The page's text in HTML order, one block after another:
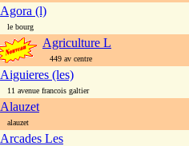
Agora (l)
le bourg
Agriculture L
449 av centre
Aiguieres (les)
11 avenue francois galtier
Alauzet
alauzet
Arcades Les